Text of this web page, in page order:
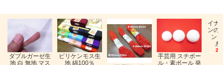
ダブルガーゼ生
地 白 無地 マス
ビリケンモス生
地 綿100％
手芸用 スチボー
ル・素ボール 発
イナ
ンの
ン
糸